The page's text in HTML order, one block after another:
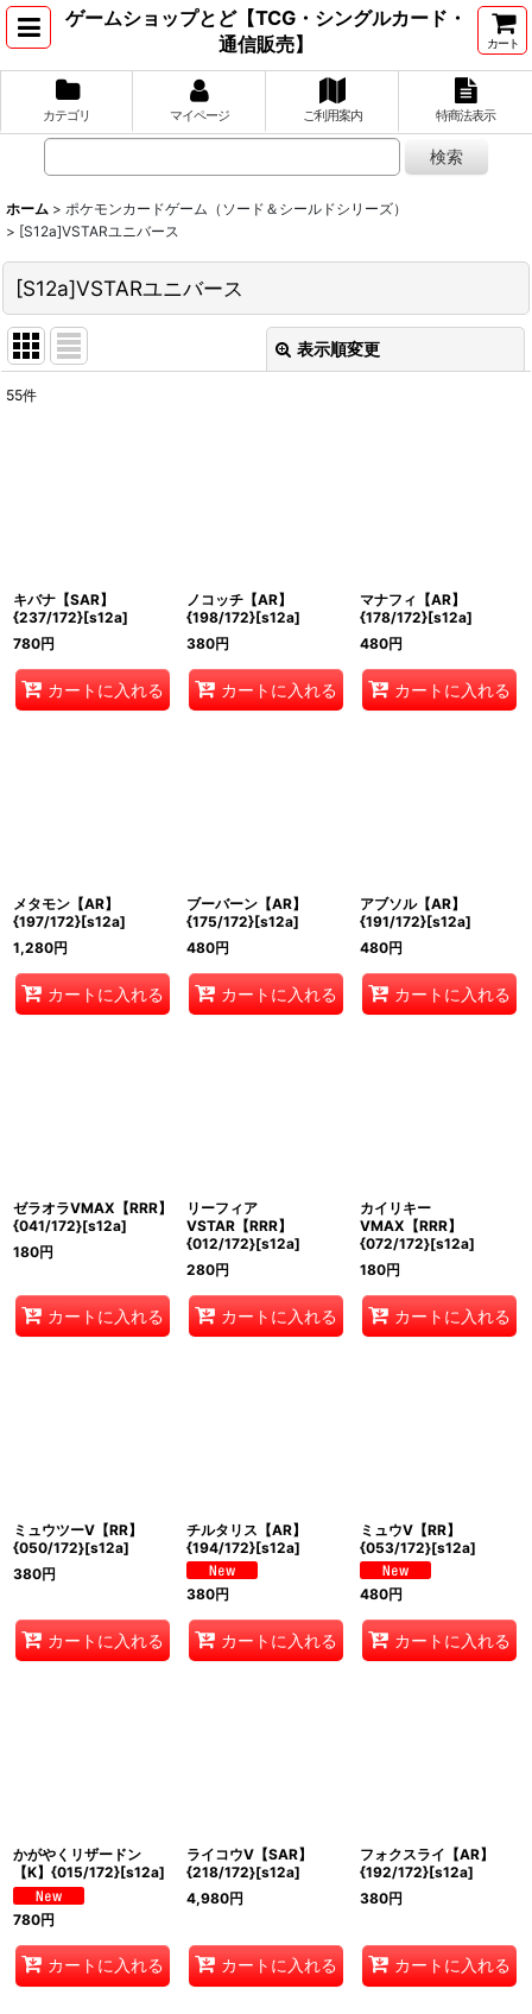
ゲームショップとど【TCG・シングルカード・
通信販売】
カート
カテゴリ マイページ ご利用案内 特商法表示
ホーム > ポケモンカードゲーム（ソード＆シールドシリーズ）
> [S12a]VSTARユニバース
[S12a]VSTARユニバース
表示順変更
55件
キバナ【SAR】
{237/172}[s12a]
780円
カートに入れる
ノコッチ【AR】
{198/172}[s12a]
380円
カートに入れる
マナフィ【AR】
{178/172}[s12a]
480円
カートに入れる
メタモン【AR】
{197/172}[s12a]
1,280円
カートに入れる
ブーバーン【AR】
{175/172}[s12a]
480円
カートに入れる
アブソル【AR】
{191/172}[s12a]
480円
カートに入れる
ゼラオラVMAX【RRR】
{041/172}[s12a]
180円
カートに入れる
リーフィア
VSTAR【RRR】
{012/172}[s12a]
280円
カートに入れる
カイリキー
VMAX【RRR】
{072/172}[s12a]
180円
カートに入れる
ミュウツーV【RR】
{050/172}[s12a]
380円
カートに入れる
チルタリス【AR】
{194/172}[s12a]
380円
カートに入れる
ミュウV【RR】
{053/172}[s12a]
480円
カートに入れる
かがやくリザードン
【K】{015/172}[s12a]
780円
カートに入れる
ライコウV【SAR】
{218/172}[s12a]
4,980円
カートに入れる
フォクスライ【AR】
{192/172}[s12a]
380円
カートに入れる